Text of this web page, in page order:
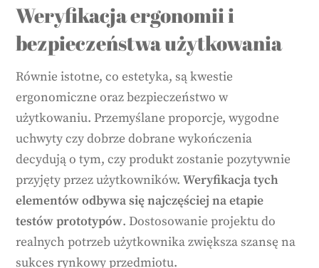
Weryfikacja ergonomii i
bezpieczeństwa użytkowania
Równie istotne, co estetyka, są kwestie
ergonomiczne oraz bezpieczeństwo w
użytkowaniu. Przemyślane proporcje, wygodne
uchwyty czy dobrze dobrane wykończenia
decydują o tym, czy produkt zostanie pozytywnie
przyjęty przez użytkowników.Weryfikacja tych
elementów odbywa się najczęściej na etapie
testów prototypów. Dostosowanie projektu do
realnych potrzeb użytkownika zwiększa szansę na
sukces rynkowy przedmiotu.